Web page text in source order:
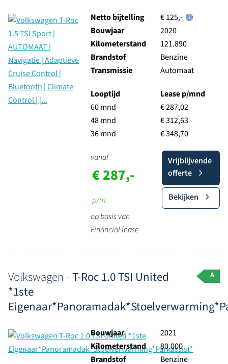
Netto bijtelling
€ 125,-
Bouwjaar
2020
Kilometerstand
121.890
Brandstof
Benzine
Transmissie
Automaat
Looptijd
60 mnd
48 mnd
36 mnd
Lease p/mnd
€ 287,02
€ 312,63
€ 348,70
vanaf
€ 287,-
p/m
op basis van
Financial lease
Vrijblijvende
offerte
Bekijken
Volkswagen -T-Roc 1.0 TSI United
*1ste
A
Bouwjaar
2021
Kilometerstand
80.000
Brandstof
Benzine